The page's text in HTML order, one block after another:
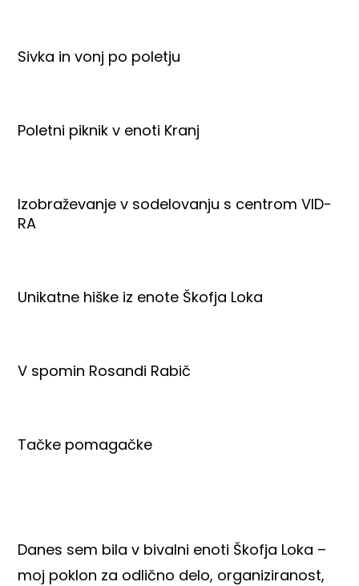
Sivka in vonj po poletju
Poletni piknik v enoti Kranj
Izobraževanje v sodelovanju s centrom VID-
RA
Unikatne hiške iz enote Škofja Loka
V spomin Rosandi Rabič
Tačke pomagačke
Danes sem bila v bivalni enoti Škofja Loka –
moj poklon za odlično delo, organiziranost,